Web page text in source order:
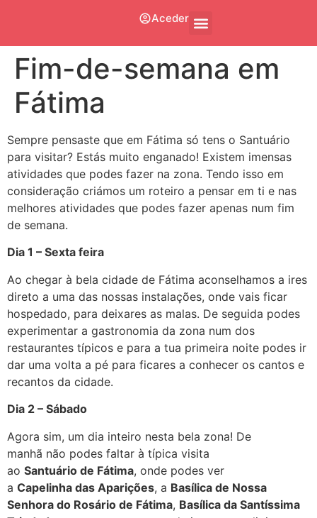
Aceder
Fim-de-semana em
Fátima
Sempre pensaste que em Fátima só tens o Santuário
para visitar? Estás muito enganado! Existem imensas
atividades que podes fazer na zona. Tendo isso em
consideração criámos um roteiro a pensar em ti e nas
melhores atividades que podes fazer apenas num fim
de semana.
Dia 1 – Sexta feira
Ao chegar à bela cidade de Fátima aconselhamos a ires
direto a uma das nossas instalações, onde vais ficar
hospedado, para deixares as malas. De seguida podes
experimentar a gastronomia da zona num dos
restaurantes típicos e para a tua primeira noite podes ir
dar uma volta a pé para ficares a conhecer os cantos e
recantos da cidade.
Dia 2 – Sábado
Agora sim, um dia inteiro nesta bela zona! De
manhã não podes faltar à típica visita
ao Santuário de Fátima, onde podes ver
a Capelinha das Aparições, a Basílica de Nossa
Senhora do Rosário de Fátima, Basílica da Santíssima